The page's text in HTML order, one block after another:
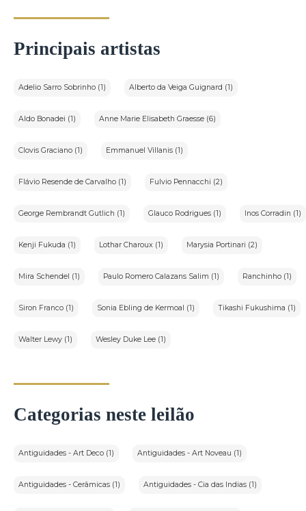
Principais artistas
Adelio Sarro Sobrinho (1) Alberto da Veiga Guignard (1)
Aldo Bonadei (1) Anne Marie Elisabeth Graesse (6)
Clovis Graciano (1) Emmanuel Villanis (1)
Flávio Resende de Carvalho (1) Fulvio Pennacchi (2)
George Rembrandt Gutlich (1) Glauco Rodrigues (1) Inos Corradin (1)
Kenji Fukuda (1) Lothar Charoux (1) Marysia Portinari (2)
Mira Schendel (1) Paulo Romero Calazans Salim (1) Ranchinho (1)
Siron Franco (1) Sonia Ebling de Kermoal (1) Tikashi Fukushima (1)
Walter Lewy (1) Wesley Duke Lee (1)
Categorias neste leilão
Antiguidades - Art Deco (1) Antiguidades - Art Noveau (1)
Antiguidades - Cerâmicas (1) Antiguidades - Cia das Indias (1)